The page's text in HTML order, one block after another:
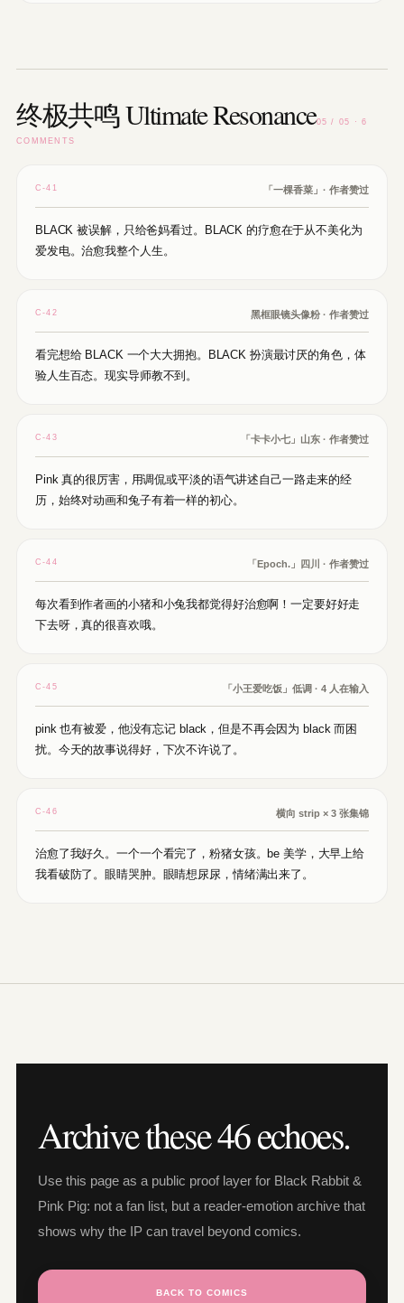
终极共鸣 Ultimate Resonance05 / 05 · 6
COMMENTS
C-41 「一棵香菜」· 作者赞过
BLACK 被误解，只给爸妈看过。BLACK 的疗愈在于从不美化为
爱发电。治愈我整个人生。
C-42 黑框眼镜头像粉 · 作者赞过
看完想给 BLACK 一个大大拥抱。BLACK 扮演最讨厌的角色，体
验人生百态。现实导师教不到。
C-43 「卡卡小七」山东 · 作者赞过
Pink 真的很厉害，用调侃或平淡的语气讲述自己一路走来的经
历，始终对动画和兔子有着一样的初心。
C-44 「Epoch.」四川 · 作者赞过
每次看到作者画的小猪和小兔我都觉得好治愈啊！一定要好好走
下去呀，真的很喜欢哦。
C-45 「小王爱吃饭」低调 · 4 人在输入
pink 也有被爱，他没有忘记 black，但是不再会因为 black 而困
扰。今天的故事说得好，下次不许说了。
C-46 横向 strip × 3 张集锦
治愈了我好久。一个一个看完了，粉猪女孩。be 美学，大早上给
我看破防了。眼睛哭肿。眼睛想尿尿，情绪满出来了。
Archive these 46 echoes.
Use this page as a public proof layer for Black Rabbit &
Pink Pig: not a fan list, but a reader-emotion archive that
shows why the IP can travel beyond comics.
BACK TO COMICS